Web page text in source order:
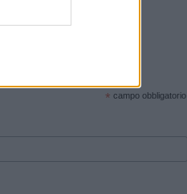
sul sito web!
* campo obbligatorio